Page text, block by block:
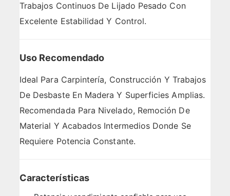
Trabajos Continuos De Lijado Pesado Con
Excelente Estabilidad Y Control.
Uso Recomendado
Ideal Para Carpintería, Construcción Y Trabajos
De Desbaste En Madera Y Superficies Amplias.
Recomendada Para Nivelado, Remoción De
Material Y Acabados Intermedios Donde Se
Requiere Potencia Constante.
Características